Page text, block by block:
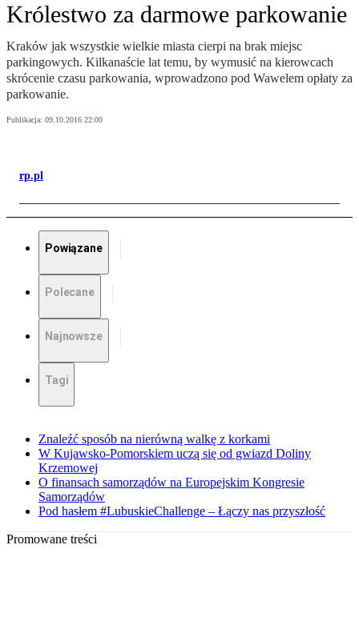
Królestwo za darmowe parkowanie
Kraków jak wszystkie wielkie miasta cierpi na brak miejsc
parkingowych. Kilkanaście lat temu, by wymusić na kierowcach
skrócenie czasu parkowania, wprowadzono pod Wawelem opłaty za
parkowanie.
Publikacja: 09.10.2016 22:00
rp.pl
Powiązane
Polecane
Najnowsze
Tagi
Znaleźć sposób na nierówną walkę z korkami
W Kujawsko-Pomorskiem uczą się od gwiazd Doliny
Krzemowej
O finansach samorządów na Europejskim Kongresie
Samorządów
Pod hasłem #LubuskieChallenge – Łączy nas przyszłość
Promowane treści